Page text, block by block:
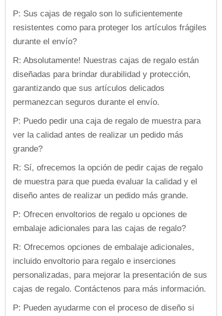
P: Sus cajas de regalo son lo suficientemente
resistentes como para proteger los artículos frágiles
durante el envío?
R: Absolutamente! Nuestras cajas de regalo están
diseñadas para brindar durabilidad y protección,
garantizando que sus artículos delicados
permanezcan seguros durante el envío.
P: Puedo pedir una caja de regalo de muestra para
ver la calidad antes de realizar un pedido más
grande?
R: Sí, ofrecemos la opción de pedir cajas de regalo
de muestra para que pueda evaluar la calidad y el
diseño antes de realizar un pedido más grande.
P: Ofrecen envoltorios de regalo u opciones de
embalaje adicionales para las cajas de regalo?
R: Ofrecemos opciones de embalaje adicionales,
incluido envoltorio para regalo e inserciones
personalizadas, para mejorar la presentación de sus
cajas de regalo. Contáctenos para más información.
P: Pueden ayudarme con el proceso de diseño si